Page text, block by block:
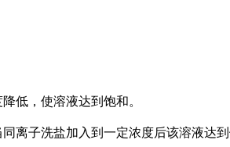
低，使溶液达到饱和。
子洗盐加入到一定浓度后该溶液达